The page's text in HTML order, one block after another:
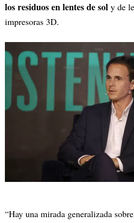
los residuos en lentes de sol y de
impresoras 3D.
“Hay una mirada generalizada